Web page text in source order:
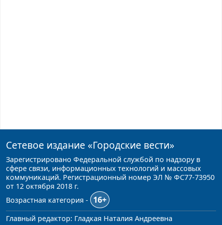
Сетевое издание «Городские вести»
Зарегистрировано Федеральной службой по надзору в
сфере связи, информационных технологий и массовых
коммуникаций. Регистрационный номер ЭЛ № ФС77-73950
от 12 октября 2018 г.
Возрастная категория -
16+
Главный редактор: Гладкая Наталия Андреевна